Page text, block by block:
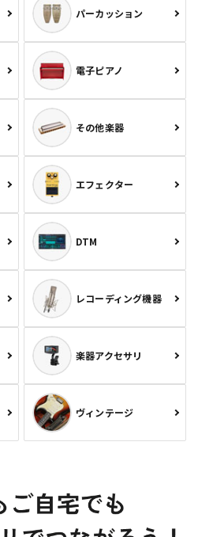
パーカッション
電子ピアノ
その他楽器
エフェクター
DTM
レコーディング機器
楽器アクセサリ
ヴィンテージ